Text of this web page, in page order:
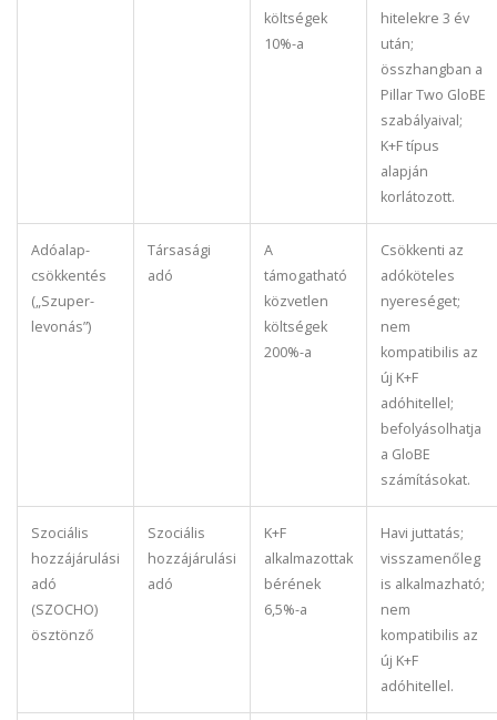
költségek
10%-a
hitelekre 3 év
után;
összhangban a
Pillar Two GloBE
szabályaival;
K+F típus
alapján
korlátozott.
Adóalap-
csökkentés
(„Szuper-
levonás”)
Társasági
adó
A
támogatható
közvetlen
költségek
200%-a
Csökkenti az
adóköteles
nyereséget;
nem
kompatibilis az
új K+F
adóhitellel;
befolyásolhatja
a GloBE
számításokat.
Szociális
hozzájárulási
adó
(SZOCHO)
ösztönző
Szociális
hozzájárulási
adó
K+F
alkalmazottak
bérének
6,5%-a
Havi juttatás;
visszamenőleg
is alkalmazható;
nem
kompatibilis az
új K+F
adóhitellel.